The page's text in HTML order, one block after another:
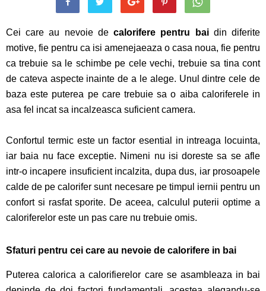
Cei care au nevoie decalorifere pentru baidin diferite
motive, fie pentru ca isi amenejaeaza o casa noua, fie pentru
ca trebuie sa le schimbe pe cele vechi, trebuie sa tina cont
de cateva aspecte inainte de a le alege. Unul dintre cele de
baza este puterea pe care trebuie sa o aiba caloriferele in
asa fel incat sa incalzeasca suficient camera.
Confortul termic este un factor esential in intreaga locuinta,
iar baia nu face exceptie. Nimeni nu isi doreste sa se afle
intr-o incapere insuficient incalzita, dupa dus, iar prosoapele
calde de pe calorifer sunt necesare pe timpul iernii pentru un
confort si rasfat sporite. De aceea, calculul puterii optime a
caloriferelor este un pas care nu trebuie omis.
Sfaturi pentru cei care au nevoie de calorifere in bai
Puterea calorica a calorifierelor care se asambleaza in bai